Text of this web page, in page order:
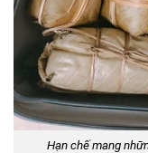
Hạn chế mang